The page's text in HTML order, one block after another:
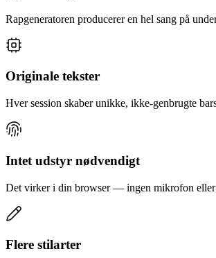
Rapgeneratoren producerer en hel sang på
Originale tekster
Hver session skaber unikke, ikke-genbrugte
Intet udstyr nødvendigt
Det virker i din browser — ingen mikrofon
Flere stilarter